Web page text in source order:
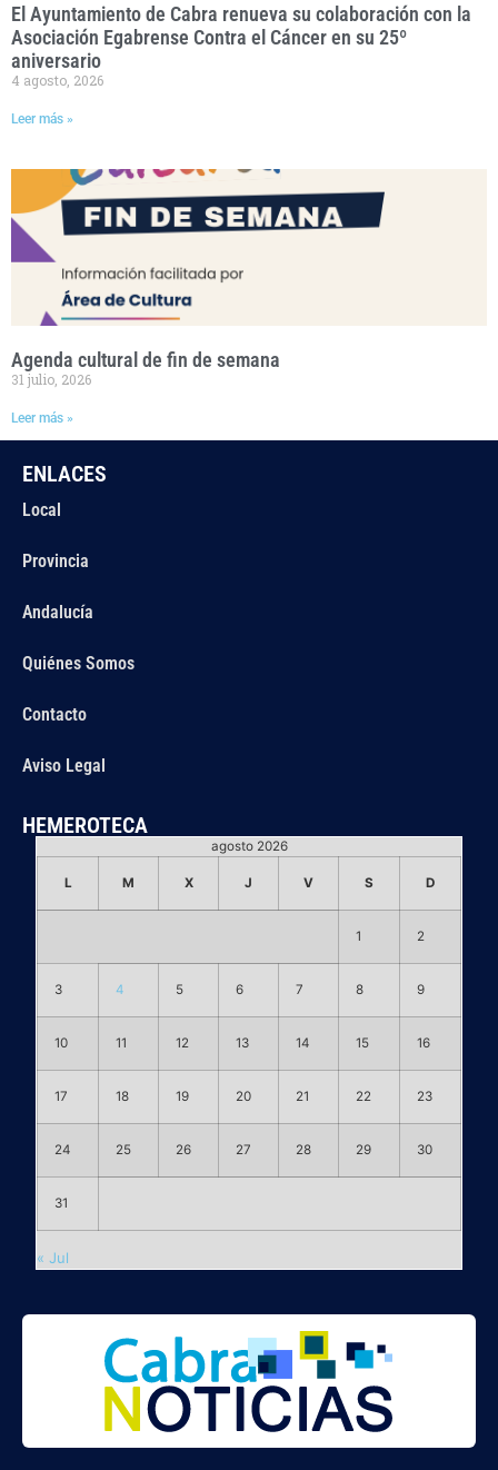
El Ayuntamiento de Cabra renueva su colaboración con la
Asociación Egabrense Contra el Cáncer en su 25º
aniversario
4 agosto, 2026
Leer más »
Agenda cultural de fin de semana
31 julio, 2026
Leer más »
ENLACES
Local
Provincia
Andalucía
Quiénes Somos
Contacto
Aviso Legal
HEMEROTECA
agosto 2026
L M X J V S D
1 2
3 4 5 6 7 8 9
10 11 12 13 14 15 16
17 18 19 20 21 22 23
24 25 26 27 28 29 30
31
« Jul